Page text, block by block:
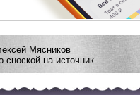
Мясников
на источник.